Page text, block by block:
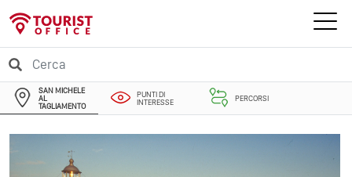
SAN MICHELE
AL
TAGLIAMENTO
PUNTI DI
INTERESSE
PERCORSI